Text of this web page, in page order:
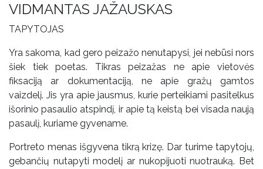
VIDMANTAS JAŽAUSKAS
TAPYTOJAS
Yra sakoma, kad gero peizažo nenutapysi, jei nebūsi nors
šiek tiek poetas. Tikras peizažas ne apie vietovės
fiksaciją ar dokumentaciją, ne apie gražų gamtos
vaizdelį. Jis yra apie jausmus, kurie perteikiami pasitelkus
išorinio pasaulio atspindį, ir apie tą keistą bei visada naują
pasaulį, kuriame gyvename.
Portreto menas išgyvena tikrą krizę. Dar turime tapytojų,
gebančių nutapyti modelį ar nukopijuoti nuotrauką. Bet